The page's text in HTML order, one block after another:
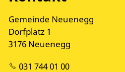
Gemeinde Neuenegg
Dorfplatz 1
3176 Neuenegg
031 744 01 00